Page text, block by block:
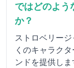
ではどのよう
か？
ストロベリー
くのキャラク
ンドを提供し